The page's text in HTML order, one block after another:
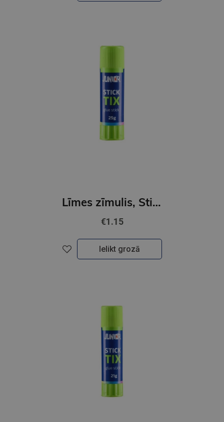
Līmes zīmulis, Stick Tix, 25 gr
€1.15
Ielikt grozā